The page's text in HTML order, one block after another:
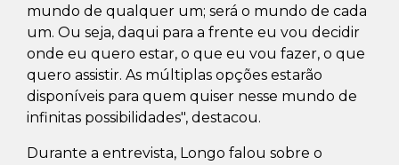
mundo de qualquer um; será o mundo de cada
um. Ou seja, daqui para a frente eu vou decidir
onde eu quero estar, o que eu vou fazer, o que
quero assistir. As múltiplas opções estarão
disponíveis para quem quiser nesse mundo de
infinitas possibilidades", destacou.
Durante a entrevista, Longo falou sobre o